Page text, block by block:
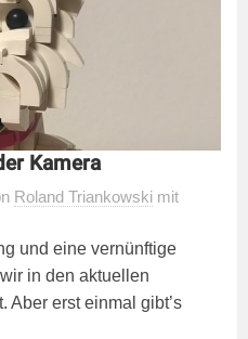
Kamera
Roland Triankowski mit
und eine vernünftige
in den aktuellen
Aber erst einmal gibt’s